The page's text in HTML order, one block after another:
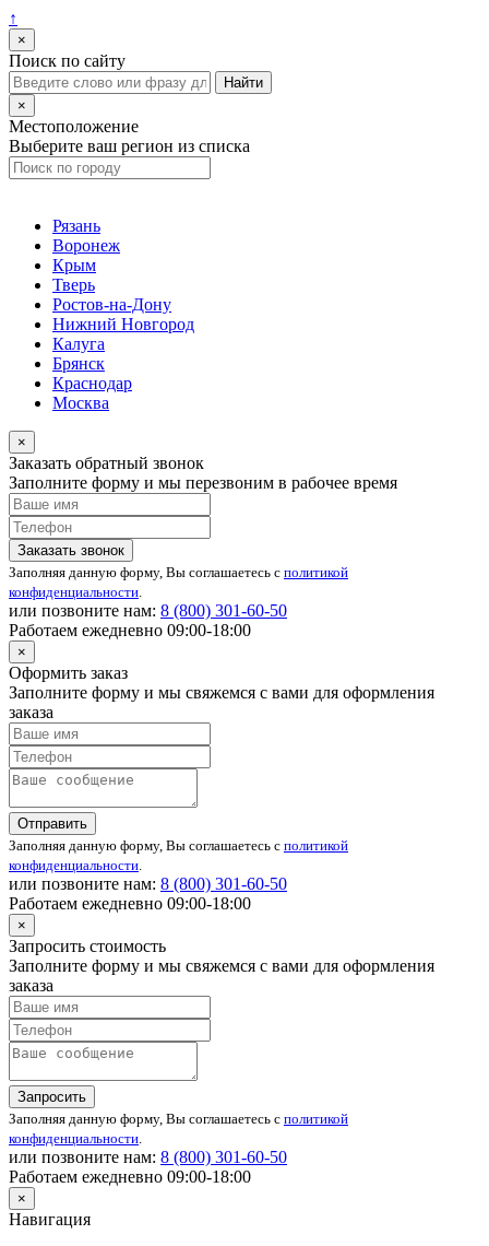
↑
×
Поиск по сайту
×
Местоположение
Выберите ваш регион из списка
Рязань
Воронеж
Крым
Тверь
Ростов-на-Дону
Нижний Новгород
Калуга
Брянск
Краснодар
Москва
×
Заказать обратный звонок
Заполните форму и мы перезвоним в рабочее время
Заказать звонок
Заполняя данную форму, Вы соглашаетесь с политикой
конфиденциальности.
или позвоните нам: 8 (800) 301-60-50
Работаем ежедневно 09:00-18:00
×
Оформить заказ
Заполните форму и мы свяжемся с вами для оформления
заказа
Отправить
Заполняя данную форму, Вы соглашаетесь с политикой
конфиденциальности.
или позвоните нам: 8 (800) 301-60-50
Работаем ежедневно 09:00-18:00
×
Запросить стоимость
Заполните форму и мы свяжемся с вами для оформления
заказа
Запросить
Заполняя данную форму, Вы соглашаетесь с политикой
конфиденциальности.
или позвоните нам: 8 (800) 301-60-50
Работаем ежедневно 09:00-18:00
×
Навигация